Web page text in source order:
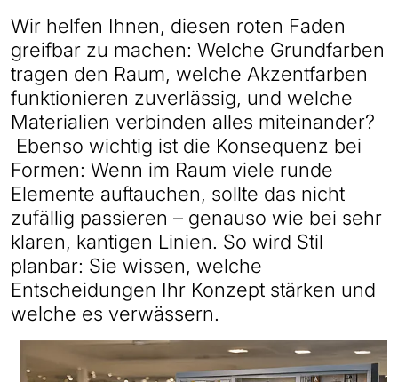
Wir helfen Ihnen, diesen roten Faden
greifbar zu machen: Welche Grundfarben
tragen den Raum, welche Akzentfarben
funktionieren zuverlässig, und welche
Materialien verbinden alles miteinander?
Ebenso wichtig ist die Konsequenz bei
Formen: Wenn im Raum viele runde
Elemente auftauchen, sollte das nicht
zufällig passieren – genauso wie bei sehr
klaren, kantigen Linien. So wird Stil
planbar: Sie wissen, welche
Entscheidungen Ihr Konzept stärken und
welche es verwässern.